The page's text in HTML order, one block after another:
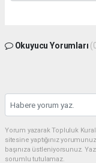
Okuyucu Yorumları
Yorum yazarak Topluluk
sitesine yaptığınız
başınıza üstleniyorsunuz.
sorumlu tutulamaz.